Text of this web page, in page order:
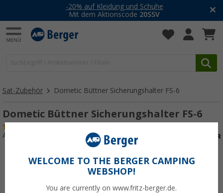
-20% auf Kleidung und Schuhe
Mit dem Aktionscode 20SSV
Sat-Zubehör Dometic Büttner Sicherungshalter FS-6
Dometic Büttner Sicherungshalter FS-6
Art.-Nr.: 236090
WELCOME TO THE BERGER CAMPING
WEBSHOP!
You are currently on www.fritz-berger.de.